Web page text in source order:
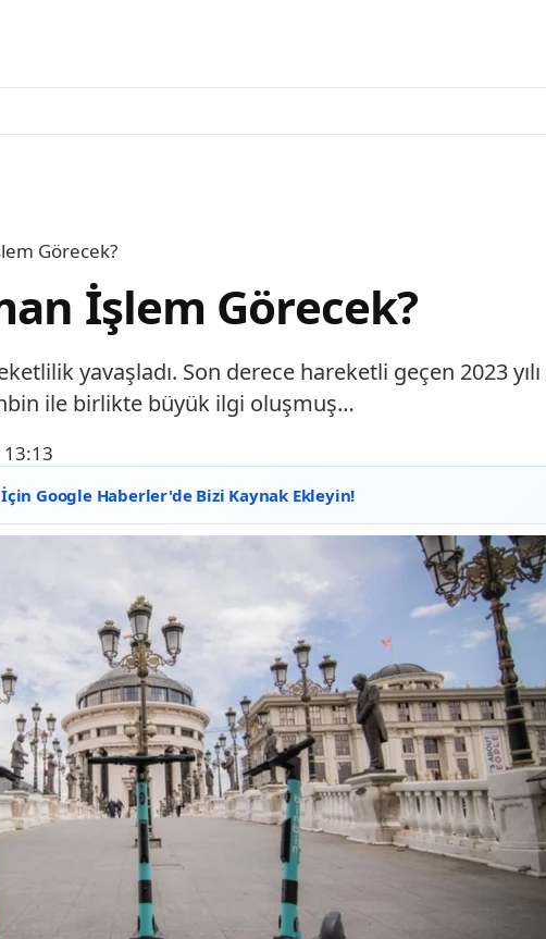
Görecek?
İşlem Görecek?
yavaşladı. Son derece hareketli geçen 2023
ile birlikte büyük ilgi oluşmuş…
Google Haberler'de Bizi Kaynak Ekleyin!